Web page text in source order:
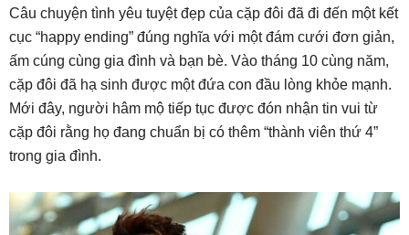
Câu chuyện tình yêu tuyệt đẹp của cặp đôi đã đi đến một kết
cục “happy ending” đúng nghĩa với một đám cưới đơn giản,
ấm cúng cùng gia đình và bạn bè. Vào tháng 10 cùng năm,
cặp đôi đã hạ sinh được một đứa con đầu lòng khỏe mạnh.
Mới đây, người hâm mộ tiếp tục được đón nhận tin vui từ
cặp đôi rằng họ đang chuẩn bị có thêm “thành viên thứ 4”
trong gia đình.